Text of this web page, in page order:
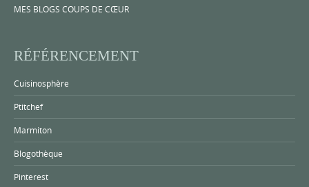
MES BLOGS COUPS DE CŒUR
RÉFÉRENCEMENT
Cuisinosphère
Ptitchef
Marmiton
Blogothèque
Pinterest